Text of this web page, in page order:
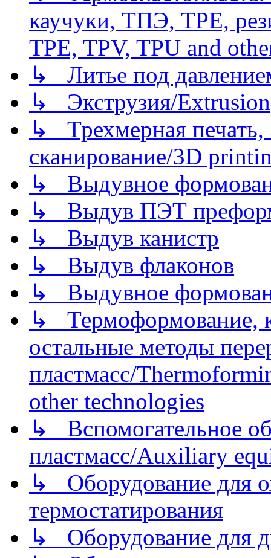
каучуки, ТПЭ, TPE,
TPE, TPV, TPU and
↳ Литье под
↳ Экструзия/Extrusion
↳ Трехмерная
сканирование/3D
↳ Выдувное
↳ Выдув ПЭТ
↳ Выдув канистр
↳ Выдув флаконов
↳ Выдувное
↳ Термоформование,
остальные методы
пластмасс/
other technologies
↳ Вспомогательное
пластмасс/Auxiliary
↳ Оборудование для
термостатирования
↳ Оборудование для